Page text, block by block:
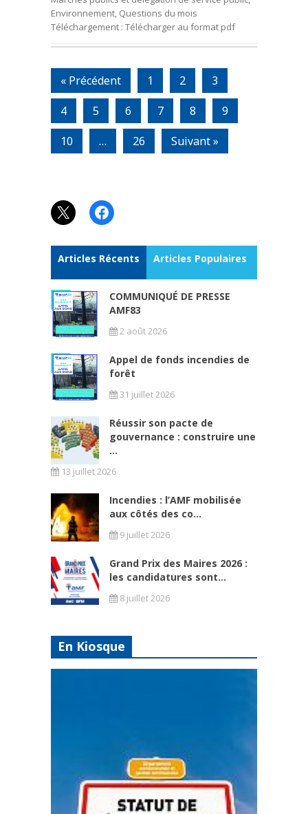
Environnement, Questions du mois
Téléchargement : Télécharger au format pdf
« Précédent 1 2
3
4
5 6 7 8
9
10
… 26 Suivant »
X Facebook
Articles Récents Articles Populaires
COMMUNIQUÉ DE PRESSE
AMF83
2 août 2026
Appel de fonds incendies de
forêt
31 juillet 2026
Réussir son pacte de
gouvernance : construire une
...
13 juillet 2026
Incendies : l’AMF mobilisée
aux côtés des co...
9 juillet 2026
Grand Prix des Maires 2026 :
les candidatures sont...
8 juillet 2026
En Kiosque